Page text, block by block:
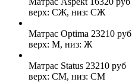
верх: СЖ, низ: СЖ
Матрас Optima 23210 руб
верх: М, низ: Ж
Матрас Status 23210 руб
верх: СМ, низ: СМ